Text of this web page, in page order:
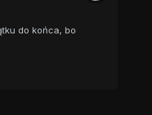
do końca, bo